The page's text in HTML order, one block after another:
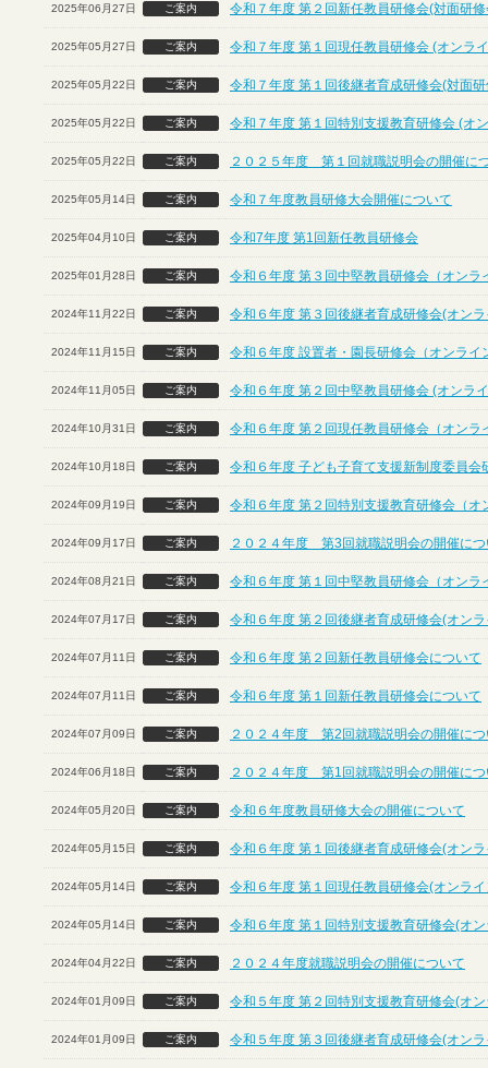
2025年06月27日 ご案内 令和７年度 第２回新任教員研修会(対面研
2025年05月27日 ご案内 令和７年度 第１回現任教員研修会 (オンラ
2025年05月22日 ご案内 令和７年度 第１回後継者育成研修会(対面
2025年05月22日 ご案内 令和７年度 第１回特別支援教育研修会 (オ
2025年05月22日 ご案内 ２０２５年度 第１回就職説明会の開催に
2025年05月14日 ご案内 令和７年度教員研修大会開催について
2025年04月10日 ご案内 令和7年度 第1回新任教員研修会
2025年01月28日 ご案内 令和６年度 第３回中堅教員研修会（オンラ
2024年11月22日 ご案内 令和６年度 第３回後継者育成研修会(オン
2024年11月15日 ご案内 令和６年度 設置者・園長研修会（オンライ
2024年11月05日 ご案内 令和６年度 第２回中堅教員研修会 (オンラ
2024年10月31日 ご案内 令和６年度 第２回現任教員研修会（オンラ
2024年10月18日 ご案内 令和６年度 子ども子育て支援新制度委員会
2024年09月19日 ご案内 令和６年度 第２回特別支援教育研修会（オ
2024年09月17日 ご案内 ２０２４年度 第3回就職説明会の開催につ
2024年08月21日 ご案内 令和６年度 第１回中堅教員研修会（オンラ
2024年07月17日 ご案内 令和６年度 第２回後継者育成研修会(オン
2024年07月11日 ご案内 令和６年度 第２回新任教員研修会について
2024年07月11日 ご案内 令和６年度 第１回新任教員研修会について
2024年07月09日 ご案内 ２０２４年度 第2回就職説明会の開催につ
2024年06月18日 ご案内 ２０２４年度 第1回就職説明会の開催につ
2024年05月20日 ご案内 令和６年度教員研修大会の開催について
2024年05月15日 ご案内 令和６年度 第１回後継者育成研修会(オン
2024年05月14日 ご案内 令和６年度 第１回現任教員研修会(オンラ
2024年05月14日 ご案内 令和６年度 第１回特別支援教育研修会(オ
2024年04月22日 ご案内 ２０２４年度就職説明会の開催について
2024年01月09日 ご案内 令和５年度 第２回特別支援教育研修会(オ
2024年01月09日 ご案内 令和５年度 第３回後継者育成研修会(オン